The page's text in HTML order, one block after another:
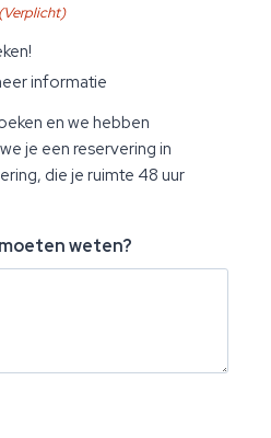
a
r
(Verplicht)
informatie
en we hebben
je een reservering in
die je ruimte 48 uur
weten?